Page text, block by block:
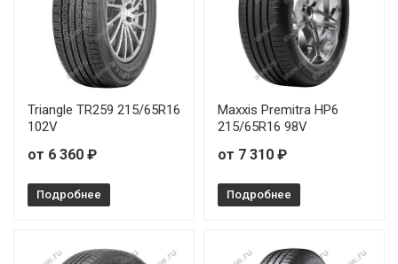
Triangle TR259 215/65R16
102V
от 6 360 ₽
Подробнее
Maxxis Premitra HP6
215/65R16 98V
от 7 310 ₽
Подробнее